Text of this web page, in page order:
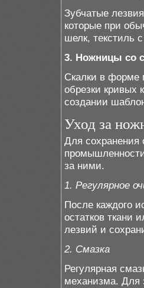
Зубчатые
которые при
шелк, текстиль
3. Ножницы со
Скалки в форме
обрезки кривых
создании
Уход за
Для сохранения
за ними.
1. Регулярное
После каждого
остатков ткани
лезвий и
2. Смазка
Регулярная
механизма. Для